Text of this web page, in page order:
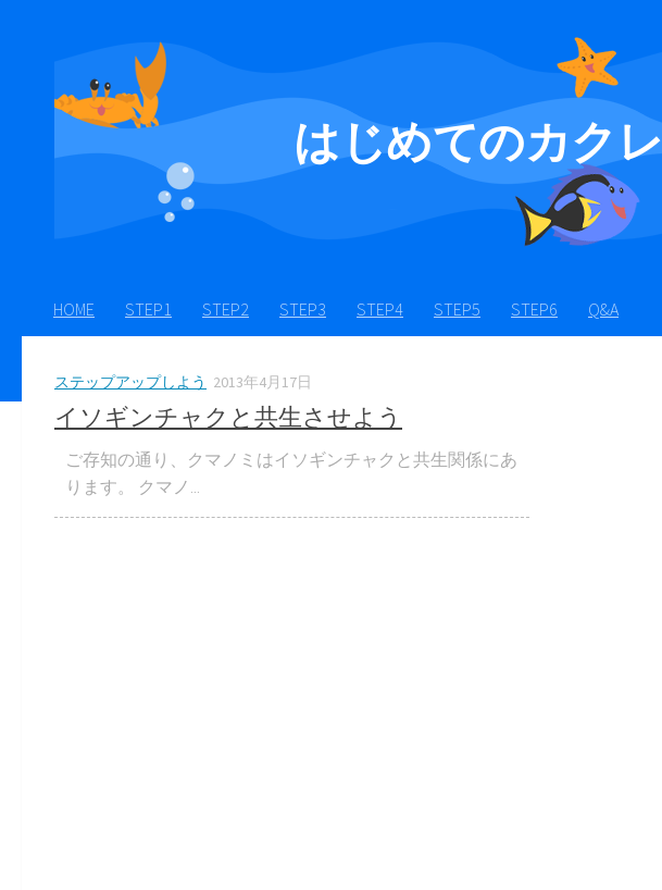
はじめてのカク
HOME STEP1 STEP2 STEP3 STEP4 STEP5 STEP6 Q&A
ステップアップしよう 2013年4月17日
イソギンチャクと共生させよう
ご存知の通り、クマノミはイソギンチャクと共生関係にあ
ります。 クマノ...